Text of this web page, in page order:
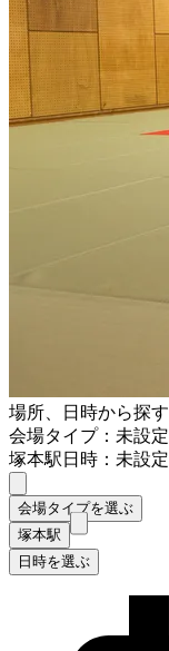
場所、日時から探す
会場タイプ：未設定
塚本駅日時：未設定
会場タイプを選ぶ
塚本駅
日時を選ぶ